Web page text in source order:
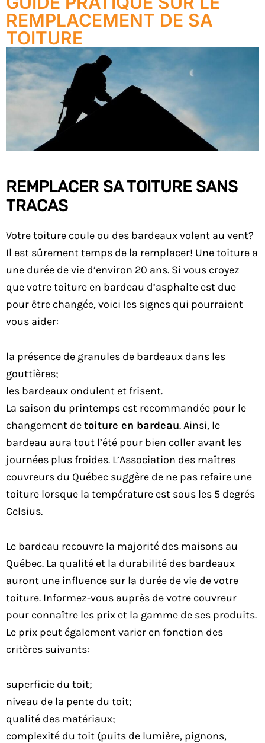
REMPLACEMENT DE SA
TOITURE
REMPLACER SA TOITURE SANS
TRACAS
Votre toiture coule ou des bardeaux volent au vent?
Il est sûrement temps de la remplacer! Une toiture a
une durée de vie d’environ 20 ans. Si vous croyez
que votre toiture en bardeau d’asphalte est due
pour être changée, voici les signes qui pourraient
vous aider:
la présence de granules de bardeaux dans les
gouttières;
les bardeaux ondulent et frisent.
La saison du printemps est recommandée pour le
changement detoiture en bardeau. Ainsi, le
bardeau aura tout l’été pour bien coller avant les
journées plus froides. L’Association des maîtres
couvreurs du Québec suggère de ne pas refaire une
toiture lorsque la température est sous les 5 degrés
Celsius.
Le bardeau recouvre la majorité des maisons au
Québec. La qualité et la durabilité des bardeaux
auront une influence sur la durée de vie de votre
toiture. Informez-vous auprès de votre couvreur
pour connaître les prix et la gamme de ses produits.
Le prix peut également varier en fonction des
critères suivants:
superficie du toit;
niveau de la pente du toit;
qualité des matériaux;
complexité du toit (puits de lumière, pignons,